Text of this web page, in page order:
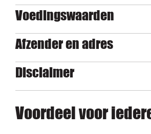
Voedingswaarden
Afzender en adres
Disclaimer
Voordeel voor